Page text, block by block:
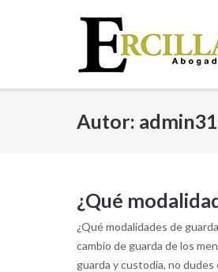
Autor:
¿Qué
¿Qué modalidades de
cambio de guarda de los
guarda y custodia, no